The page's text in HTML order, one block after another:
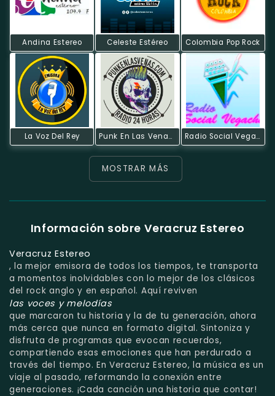
Andina Estereo Celeste Estéreo Colombia Pop Rock
La Voz Del Rey Punk En Las Venas Radio Radio Social Vegachi
MOSTRAR MÁS
Información sobre Veracruz Estereo
Veracruz Estereo
, la mejor emisora de todos los tiempos, te transporta
a momentos inolvidables con lo mejor de los clásicos
del rock anglo y en español. Aquí reviven
las voces y melodías
que marcaron tu historia y la de tu generación, ahora
más cerca que nunca en formato digital. Sintoniza y
disfruta de programas que evocan recuerdos,
compartiendo esas emociones que han perdurado a
través del tiempo. En Veracruz Estereo, la música es un
viaje al pasado, reformando la conexión entre
generaciones. ¡Cada canción una historia que contar!